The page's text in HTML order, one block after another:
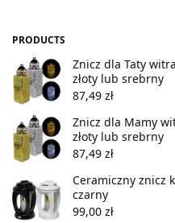
PRODUCTS
Znicz dla Taty
złoty lub srebrny
87,49 zł
Znicz dla Mamy
złoty lub srebrny
87,49 zł
Ceramiczny znicz
czarny
99,00 zł